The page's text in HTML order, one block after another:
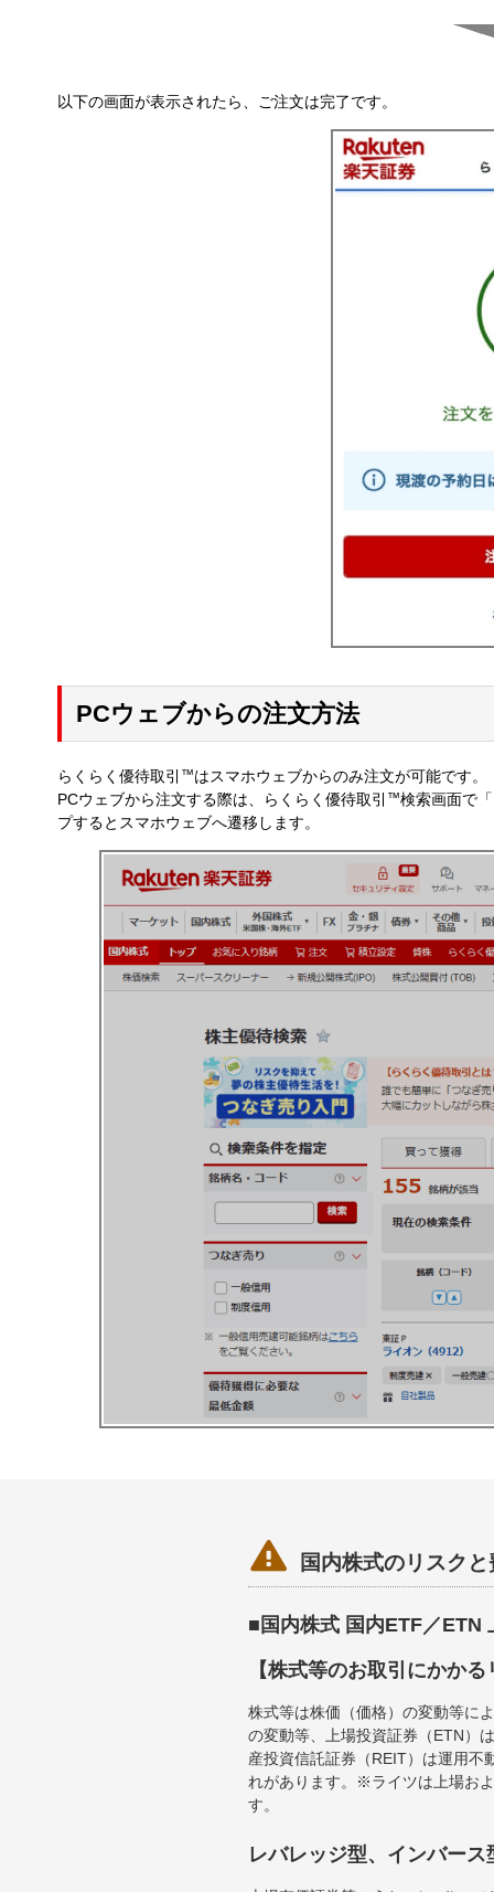
以下の画面が表示されたら、ご注文は完了です。
PCウェブからの注文方法
らくらく優待取引 ™はスマホウェブからのみ注文が可能です。
PCウェブから注文する際は、らくらく優待取引
™検索画面で
プするとスマホウェブへ遷移します。
 国内株式のリスク
■国内株式 国内ETF／ETN
【株式等のお取引にかか
株式等は株価（価格）の変動等に
の変動等、上場投資証券（ETN）
産投資信託証券（REIT）は運用不
れがあります。※ライツは上場お
す。
レバレッジ型、インバー